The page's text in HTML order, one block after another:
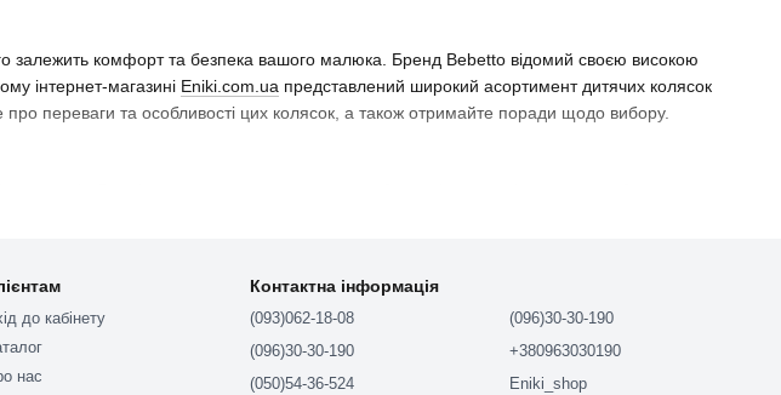
залежить комфорт та безпека вашого малюка. Бренд Bebetto відомий своєю високою
інтернет-магазині Eniki.com.ua представлений широкий асортимент дитячих колясок
переваги та особливості цих колясок, а також отримайте поради щодо вибору.
та регульованими ременями безпеки.
до кабінету
нас
Контактна інформація
(093)062-18-08
(096)30-30-190
(050)54-36-524
(096)30-30-190
+380963030190
Eniki_shop